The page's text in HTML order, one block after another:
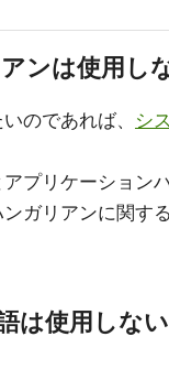
ンは使用し
のであれば、 シ
プリケーション
ガリアンに関す
は使用しない